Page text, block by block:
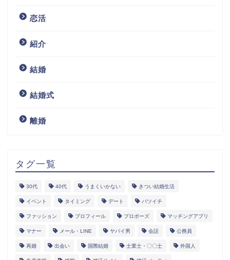
恋活
紹介
結婚
結婚式
離婚
タグ一覧
30代 40代 うまくいかない きつい結婚生活
イベント タイミング デート バツイチ
ファッション プロフィール プロポーズ マッチングアプリ
マナー メール・LINE ヤバイ男 会話 公務員
再婚 出会い 国際結婚 士業士・〇〇士 外国人